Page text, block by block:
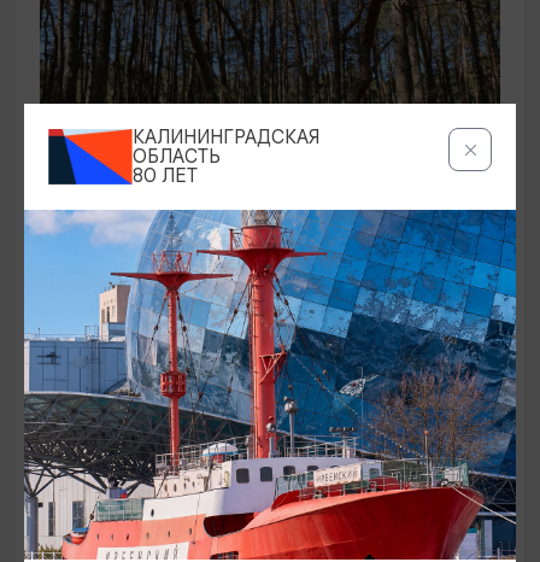
ЭКСКУРСИИ УЧРЕЖДЕНИЙ КУЛЬТУРЫ
Аудиоспектакль «Истории Куршской
косы»
01.02.2026 - 31.12.2026, 13:00
Куршская коса
ОТ 2500₽
КАЛИНИНГРАДСКАЯ
ОБЛАСТЬ
80 ЛЕТ